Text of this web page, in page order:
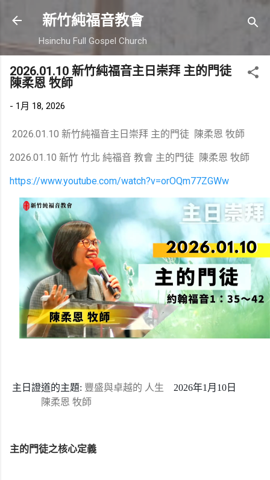
跳到主要內容
新竹純福音教會
Hsinchu Full Gospel Church
2026.01.10 新竹純福音主日崇拜 主的門徒
陳柔恩 牧師
- 1月 18, 2026
2026.01.10 新竹純福音主日崇拜 主的門徒 陳柔恩 牧師
2026.01.10 新竹 竹北 純福音 教會 主的門徒 陳柔恩 牧師
https://www.youtube.com/watch?v=orOQm77ZGWw
主日證道的主題: 豐盛與卓越的 人生
2026年1月10日
陳柔恩 牧師
主的門徒之核心定義